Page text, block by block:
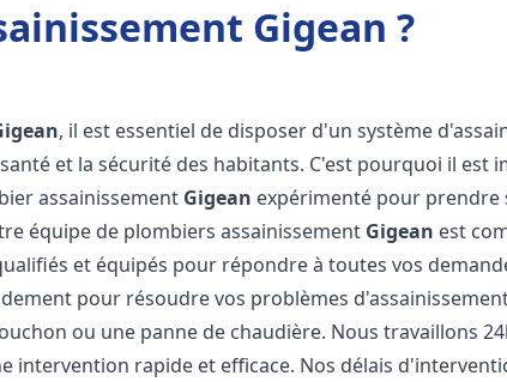
Gigean ?
, il est essentiel de disposer d'un système
et la sécurité des habitants. C'est pourquoi il est
assainissement Gigean expérimenté pour prendre
équipe de plombiers assainissement Gigean est
et équipés pour répondre à toutes vos
pour résoudre vos problèmes
ou une panne de chaudière. Nous travaillons
intervention rapide et efficace. Nos délais